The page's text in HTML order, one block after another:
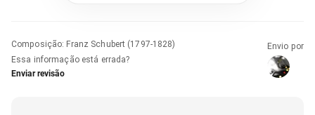
Composição: Franz Schubert (1797-1828)
Essa informação está errada?
Enviar revisão
Envio por